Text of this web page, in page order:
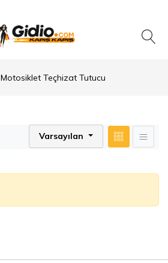
Motosiklet Teçhizat Tutucu
Varsayılan